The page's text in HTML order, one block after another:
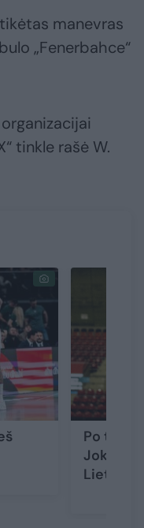
manevras
„Fenerbahce“
tinkle rašė W.
Po